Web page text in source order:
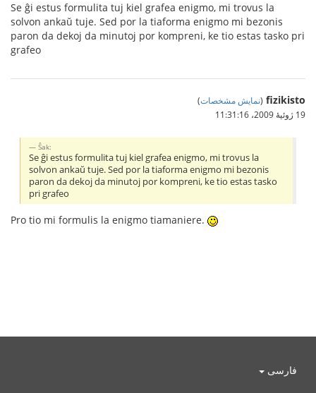
Se ĝi estus formulita tuj kiel grafea enigmo, mi trovus la
solvon ankaŭ tuje. Sed por la tiaforma enigmo mi bezonis
paron da dekoj da minutoj por kompreni, ke tio estas tasko pri
grafeo
fizikisto
(نمایش مشخصات)
19 ژوئیهٔ 2009،‏ 11:31:16
Ŝak:
Se ĝi estus formulita tuj kiel grafea enigmo, mi trovus la
solvon ankaŭ tuje. Sed por la tiaforma enigmo mi bezonis
paron da dekoj da minutoj por kompreni, ke tio estas tasko
pri grafeo
Pro tio mi formulis la enigmo tiamaniere.
فارسی